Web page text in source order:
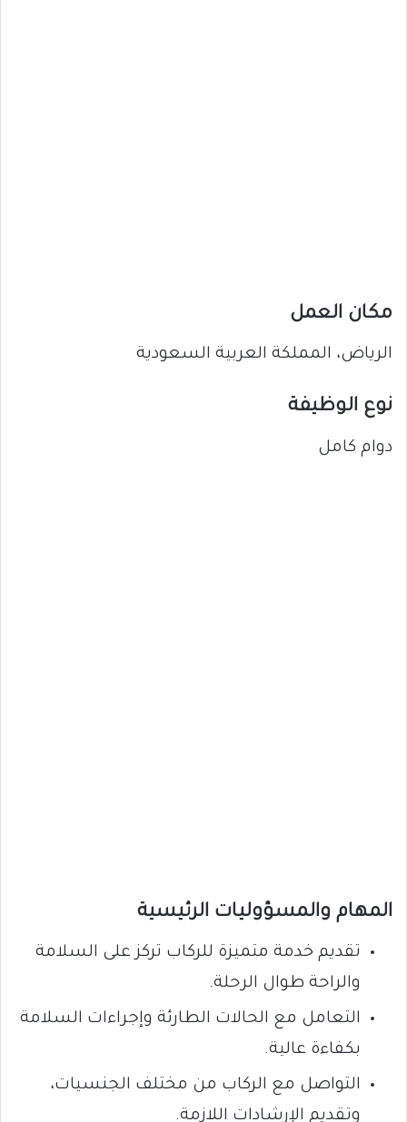
مكان العمل
الرياض، المملكة العربية السعودية
نوع الوظيفة
دوام كامل
المهام والمسؤوليات الرئيسية
تقديم خدمة متميزة للركاب تركز على السلامة
والراحة طوال الرحلة.
التعامل مع الحالات الطارئة وإجراءات السلامة
بكفاءة عالية.
التواصل مع الركاب من مختلف الجنسيات،
وتقديم الإرشادات اللازمة.